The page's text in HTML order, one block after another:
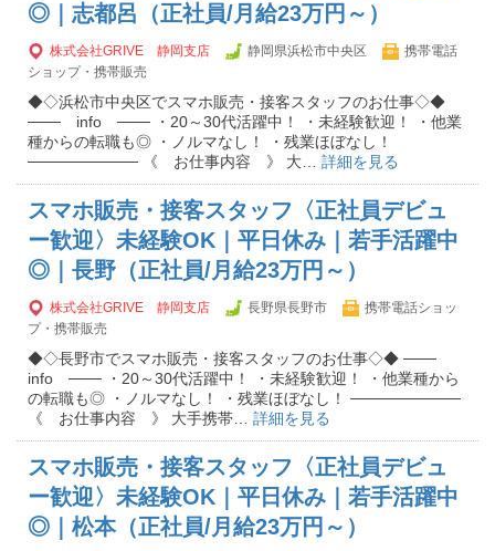
◎｜志都呂（正社員/月給23万円～）
株式会社GRIVE 静岡支店 静岡県浜松市中央区
携帯電話
ショップ・携帯販売
◆◇浜松市中央区でスマホ販売・接客スタッフのお仕事◇◆
─── info ─── ・20～30代活躍中！ ・未経験歓迎！ ・他業
種からの転職も◎ ・ノルマなし！ ・残業ほぼなし！
────────── 《 お仕事内容 》 大… 詳細を見る
スマホ販売・接客スタッフ〈正社員デビュ
ー歓迎〉未経験OK｜平日休み｜若手活躍中
◎｜長野（正社員/月給23万円～）
株式会社GRIVE 静岡支店 長野県長野市
携帯電話ショッ
プ・携帯販売
◆◇長野市でスマホ販売・接客スタッフのお仕事◇◆ ───
info ─── ・20～30代活躍中！ ・未経験歓迎！ ・他業種から
の転職も◎ ・ノルマなし！ ・残業ほぼなし！ ──────────
《 お仕事内容 》 大手携帯… 詳細を見る
スマホ販売・接客スタッフ〈正社員デビュ
ー歓迎〉未経験OK｜平日休み｜若手活躍中
◎｜松本（正社員/月給23万円～）